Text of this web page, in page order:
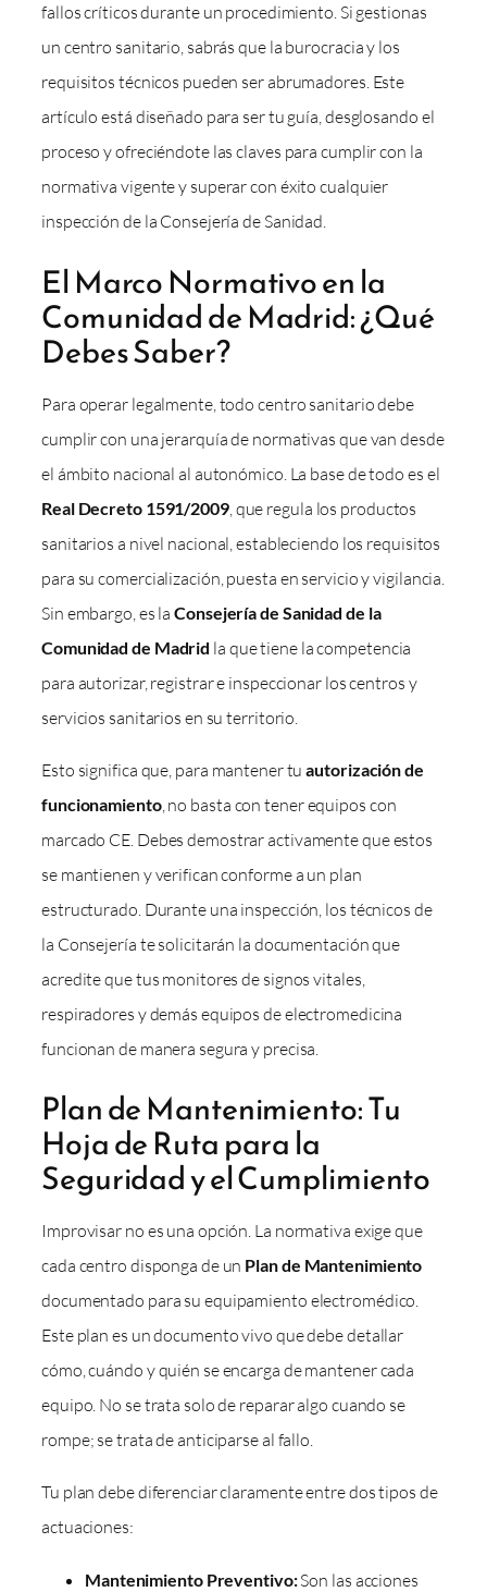
fallos críticos durante un procedimiento. Si gestionas
un centro sanitario, sabrás que la burocracia y los
requisitos técnicos pueden ser abrumadores. Este
artículo está diseñado para ser tu guía, desglosando el
proceso y ofreciéndote las claves para cumplir con la
normativa vigente y superar con éxito cualquier
inspección de la Consejería de Sanidad.
El Marco Normativo en la
Comunidad de Madrid: ¿Qué
Debes Saber?
Para operar legalmente, todo centro sanitario debe
cumplir con una jerarquía de normativas que van desde
el ámbito nacional al autonómico. La base de todo es el
Real Decreto 1591/2009, que regula los productos
sanitarios a nivel nacional, estableciendo los requisitos
para su comercialización, puesta en servicio y vigilancia.
Sin embargo, es laConsejería de Sanidad de la
Comunidad de Madrid la que tiene la competencia
para autorizar, registrar e inspeccionar los centros y
servicios sanitarios en su territorio.
Esto significa que, para mantener tuautorización de
funcionamiento, no basta con tener equipos con
marcado CE. Debes demostrar activamente que estos
se mantienen y verifican conforme a un plan
estructurado. Durante una inspección, los técnicos de
la Consejería te solicitarán la documentación que
acredite que tus monitores de signos vitales,
respiradores y demás equipos de electromedicina
funcionan de manera segura y precisa.
Plan de Mantenimiento: Tu
Hoja de Ruta para la
Seguridad y el Cumplimiento
Improvisar no es una opción. La normativa exige que
cada centro disponga de un Plan de Mantenimiento
documentado para su equipamiento electromédico.
Este plan es un documento vivo que debe detallar
cómo, cuándo y quién se encarga de mantener cada
equipo. No se trata solo de reparar algo cuando se
rompe; se trata de anticiparse al fallo.
Tu plan debe diferenciar claramente entre dos tipos de
actuaciones:
Mantenimiento Preventivo:Son las acciones